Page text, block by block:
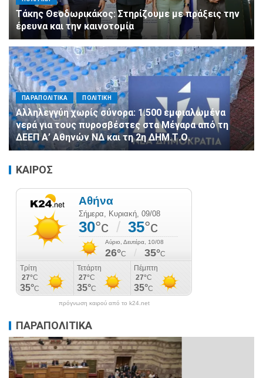
Τάκης Θεοδωρικάκος: Στηρίζουμε με πράξεις την
έρευνα και την καινοτομία
ΠΑΡΑΠΟΛΙΤΙΚΑ ΠΟΛΙΤΙΚΗ
Αλληλεγγύη χωρίς σύνορα: 1.500 εμφιαλωμένα
νερά για τους πυροσβέστες στα Μέγαρα από τη
ΔΕΕΠ Α’ Αθηνών ΝΔ και τη 2η ΔΗΜ.Τ.Ο.
ΚΑΙΡΟΣ
πρόγνωση καιρού από το k24.net
ΠΑΡΑΠΟΛΙΤΙΚΑ